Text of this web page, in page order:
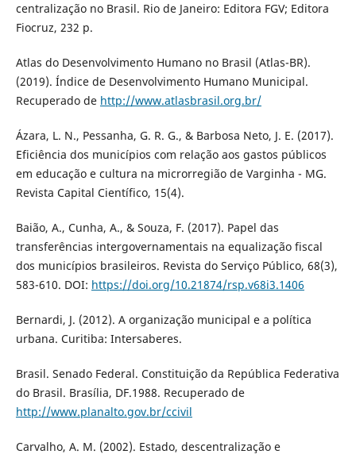
centralização no Brasil. Rio de Janeiro: Editora FGV; Editora
Fiocruz, 232 p.
Atlas do Desenvolvimento Humano no Brasil (Atlas-BR).
(2019). Índice de Desenvolvimento Humano Municipal.
Recuperado de http://www.atlasbrasil.org.br/
Ázara, L. N., Pessanha, G. R. G., & Barbosa Neto, J. E. (2017).
Eficiência dos municípios com relação aos gastos públicos
em educação e cultura na microrregião de Varginha - MG.
Revista Capital Científico, 15(4).
Baião, A., Cunha, A., & Souza, F. (2017). Papel das
transferências intergovernamentais na equalização fiscal
dos municípios brasileiros. Revista do Serviço Público, 68(3),
583-610. DOI: https://doi.org/10.21874/rsp.v68i3.1406
Bernardi, J. (2012). A organização municipal e a política
urbana. Curitiba: Intersaberes.
Brasil. Senado Federal. Constituição da República Federativa
do Brasil. Brasília, DF.1988. Recuperado de
http://www.planalto.gov.br/ccivil
Carvalho, A. M. (2002). Estado, descentralização e